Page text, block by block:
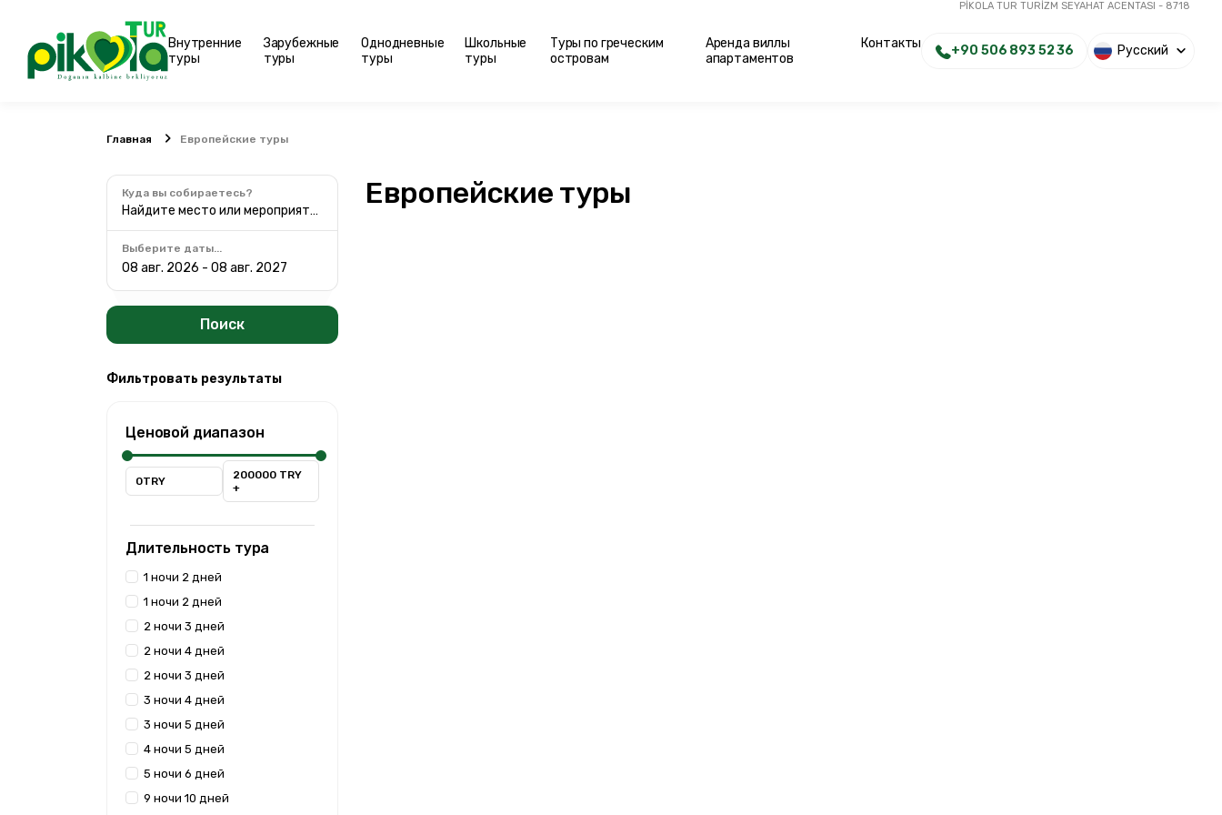
PİKOLA TUR TURİZM SEYAHAT ACENTASI - 8718
Внутренние
туры
Зарубежные
туры
Однодневные
туры
Школьные
туры
Туры по греческим
островам
Аренда виллы
апартаментов
Контакты +90 506 893 52 36 Русский
Главная Европейские туры
Куда вы собираетесь?
Найдите место или мероприятие
Выберите даты...
Поиск
Фильтровать результаты
Ценовой диапазон
0TRY
200000 TRY
+
Длительность тура
1 ночи 2 дней
1 ночи 2 дней
2 ночи 3 дней
2 ночи 4 дней
2 ночи 3 дней
3 ночи 4 дней
3 ночи 5 дней
4 ночи 5 дней
5 ночи 6 дней
9 ночи 10 дней
Европейские туры